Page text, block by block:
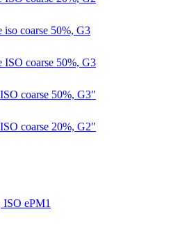
coarse 50%, G3
coarse 50%, G3
coarse 50%, G3"
coarse 20%, G2"
ePM1